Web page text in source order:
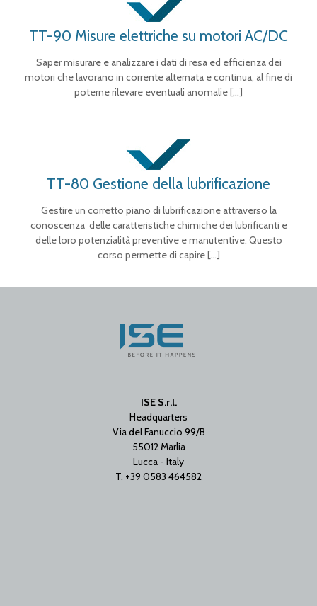
TT-90 Misure elettriche su motori AC/DC
Saper misurare e analizzare i dati di resa ed efficienza dei
motori che lavorano in corrente alternata e continua, al fine di
poterne rilevare eventuali anomalie[…]
TT-80 Gestione della lubrificazione
Gestire un corretto piano di lubrificazione attraverso la
conoscenza delle caratteristiche chimiche dei lubrificanti e
delle loro potenzialità preventive e manutentive. Questo
corso permette di capire[…]
ISE S.r.l.
Headquarters
Via del Fanuccio 99/B
55012 Marlia
Lucca - Italy
T. +39 0583 464582